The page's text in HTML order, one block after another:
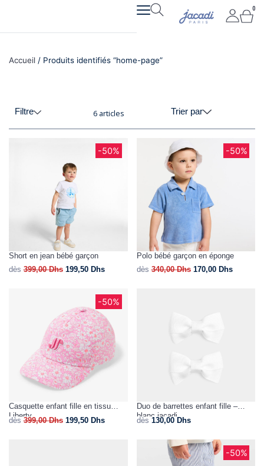
contenu
0
Accueil/ Produits identifiés “home-page”
Filtre 6 articles Trier par
-50%
Short en jean bébé garçon
dès 399,00Dhs 199,50 Dhs
-50%
Polo bébé garçon en éponge
dès 340,00Dhs 170,00 Dhs
-50%
Casquette enfant fille en tissu
Liberty
dès 399,00Dhs 199,50 Dhs
Duo de barrettes enfant fille –
blanc jacadi
dès 130,00 Dhs
-50%